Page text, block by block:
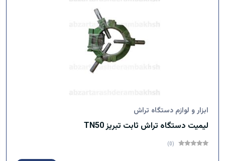
ابزار و لوازم دستگاه تراش
لیمیت دستگاه تراش ثابت تبریز TN50
(0)